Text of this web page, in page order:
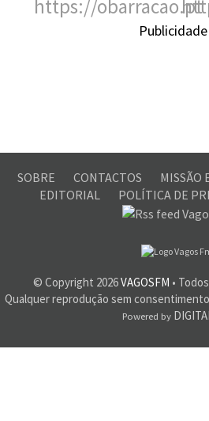
SOBRE CONTACTOS MISSÃO
EDITORIAL
POLÍTICA DE
© Copyright 2026VAGOSFM •
Qualquer reprodução sem
Powered by